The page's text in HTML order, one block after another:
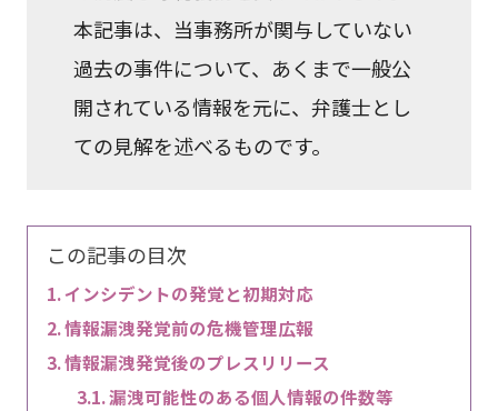
本記事は、当事務所が関与していない
過去の事件について、あくまで一般公
開されている情報を元に、弁護士とし
ての見解を述べるものです。
この記事の目次
インシデントの発覚と初期対応
情報漏洩発覚前の危機管理広報
情報漏洩発覚後のプレスリリース
漏洩可能性のある個人情報の件数等